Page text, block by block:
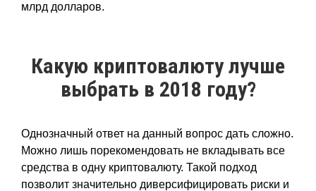
млрд долларов.
Какую криптовалюту лучше
выбрать в 2018 году?
Однозначный ответ на данный вопрос дать сложно.
Можно лишь порекомендовать не вкладывать все
средства в одну криптовалюту. Такой подход
позволит значительно диверсифицировать риски и